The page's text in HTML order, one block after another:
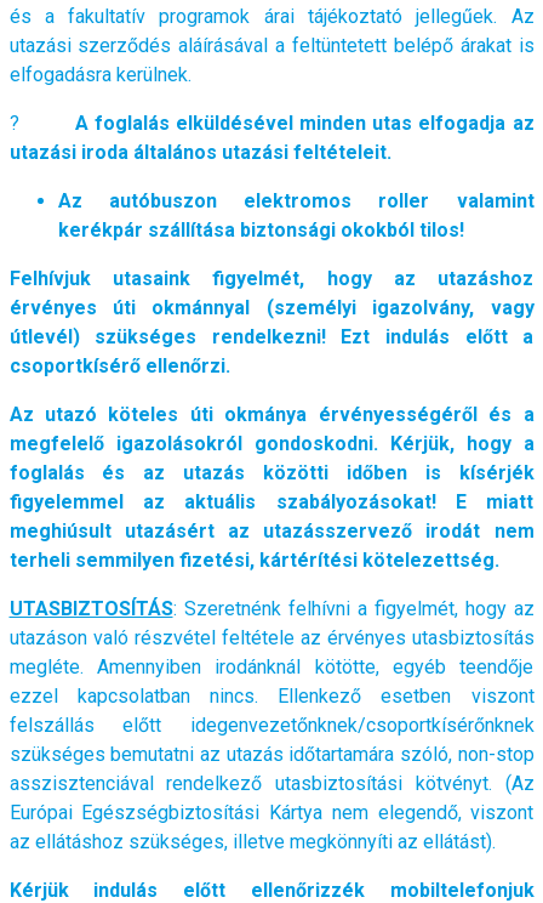
és a fakultatív programok árai tájékoztató jellegűek. Az
utazási szerződés aláírásával a feltüntetett belépő árakat is
elfogadásra kerülnek.
? A foglalás elküldésével minden utas elfogadja az
utazási iroda általános utazási feltételeit.
Az autóbuszon elektromos roller valamint
kerékpár szállítása biztonsági okokból tilos!
Felhívjuk utasaink figyelmét, hogy az utazáshoz
érvényes úti okmánnyal (személyi igazolvány, vagy
útlevél) szükséges rendelkezni! Ezt indulás előtt a
csoportkísérő ellenőrzi.
Az utazó köteles úti okmánya érvényességéről és a
megfelelő igazolásokról gondoskodni. Kérjük, hogy a
foglalás és az utazás közötti időben is kísérjék
figyelemmel az aktuális szabályozásokat! E miatt
meghiúsult utazásért az utazásszervező irodát nem
terheli semmilyen fizetési, kártérítési kötelezettség.
UTASBIZTOSÍTÁS: Szeretnénk felhívni a figyelmét, hogy az
utazáson való részvétel feltétele az érvényes utasbiztosítás
megléte. Amennyiben irodánknál kötötte, egyéb teendője
ezzel kapcsolatban nincs. Ellenkező esetben viszont
felszállás előtt idegenvezetőnknek/csoportkísérőnknek
szükséges bemutatni az utazás időtartamára szóló, non-stop
asszisztenciával rendelkező utasbiztosítási kötvényt. (Az
Európai Egészségbiztosítási Kártya nem elegendő, viszont
az ellátáshoz szükséges, illetve megkönnyíti az ellátást).
Kérjük indulás előtt ellenőrizzék mobiltelefonjuk